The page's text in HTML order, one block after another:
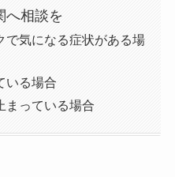
へ相談を
で気になる症状がある場
いる場合
まっている場合